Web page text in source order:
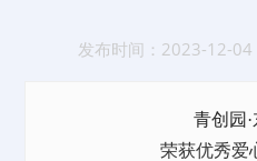
发布时间：2023-12-
青创园
荣获优秀爱